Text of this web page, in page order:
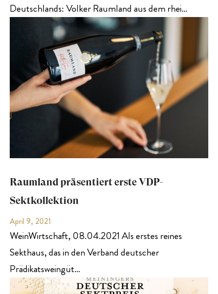
Deutschlands: Volker Raumland aus dem rhei…
Raumland präsentiert erste VDP-
Sektkollektion
April 9, 2021
WeinWirtschaft, 08.04.2021 Als erstes reines
Sekthaus, das in den Verband deutscher
Prädikatsweingüt…